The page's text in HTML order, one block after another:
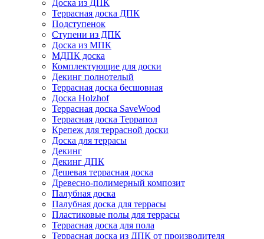
Доска из ДПК
Террасная доска ДПК
Подступенок
Ступени из ДПК
Доска из МПК
МДПК доска
Комплектующие для доски
Декинг полнотелый
Террасная доска бесшовная
Доска Holzhof
Террасная доска SaveWood
Террасная доска Террапол
Крепеж для террасной доски
Доска для террасы
Декинг
Декинг ДПК
Дешевая террасная доска
Древесно-полимерный композит
Палубная доска
Палубная доска для террасы
Пластиковые полы для террасы
Террасная доска для пола
Террасная доска из ДПК от производителя